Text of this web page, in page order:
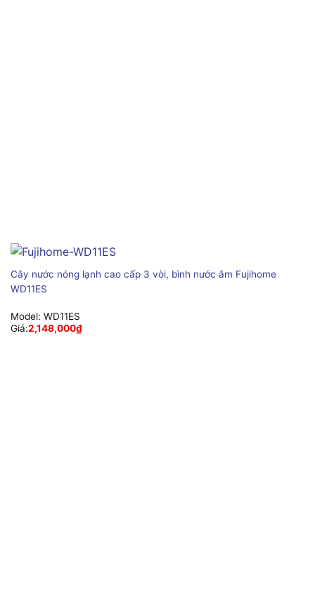
Cây nước nóng lạnh cao cấp 3 vòi, bình nước âm Fujihome
WD11ES
Model: WD11ES
Giá:2,148,000₫